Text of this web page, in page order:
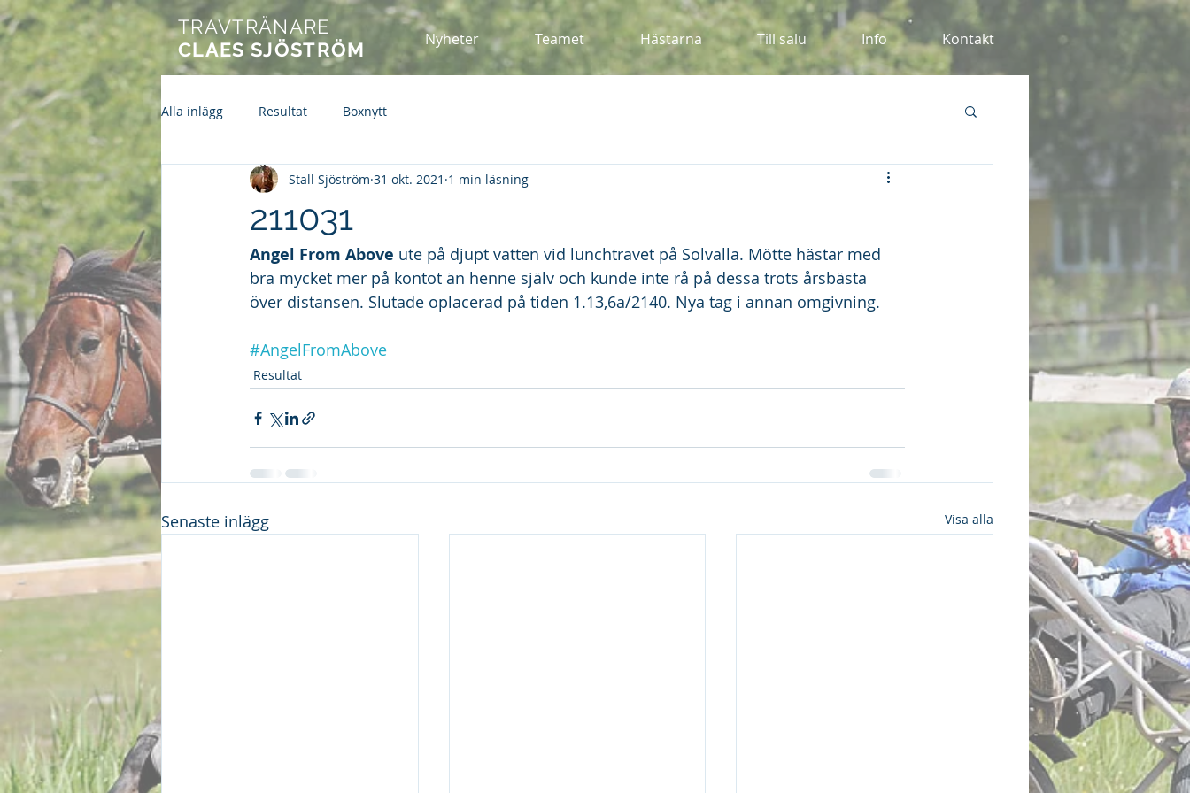
TRAVTRÄNARE
CLAES SJÖSTRÖM
Nyheter Teamet Hästarna Till salu Info Kontakt
Alla inlägg Resultat Boxnytt
211031
Stall Sjöström 31 okt. 2021 1 min läsning
Angel From Above ute på djupt vatten vid lunchtravet på Solvalla. Mötte hästar med
bra mycket mer på kontot än henne själv och kunde inte rå på dessa trots årsbästa
över distansen. Slutade oplacerad på tiden 1.13,6a/2140. Nya tag i annan omgivning.
#AngelFromAbove
Resultat
Senaste inlägg Visa alla